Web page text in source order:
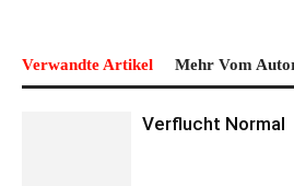
Verwandte Artikel Mehr Vom
Verflucht Normal